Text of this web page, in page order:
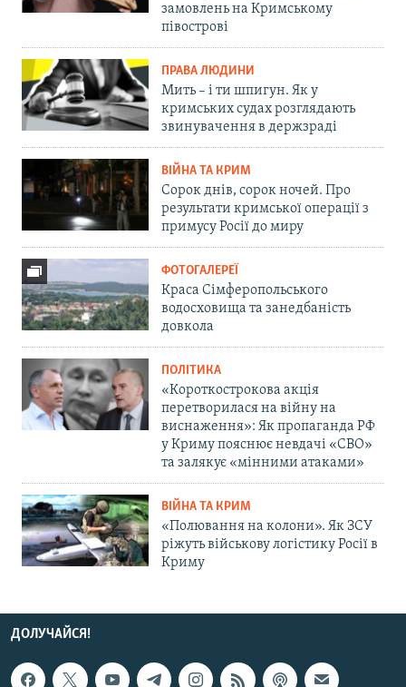
замовлень на Кримському
півострові
ПРАВА ЛЮДИНИ
Мить – і ти шпигун. Як у
кримських судах розглядають
звинувачення в держзраді
ВІЙНА ТА КРИМ
Сорок днів, сорок ночей. Про
результати кримської операції з
примусу Росії до миру
ФОТОГАЛЕРЕЇ
Краса Сімферопольського
водосховища та занедбаність
довкола
ПОЛІТИКА
«Короткострокова акція
перетворилася на війну на
виснаження»: Як пропаганда РФ
у Криму пояснює невдачі «СВО»
та залякує «мінними атаками»
ВІЙНА ТА КРИМ
«Полювання на колони». Як ЗСУ
ріжуть військову логістику Росії в
Криму
ДОЛУЧАЙСЯ!